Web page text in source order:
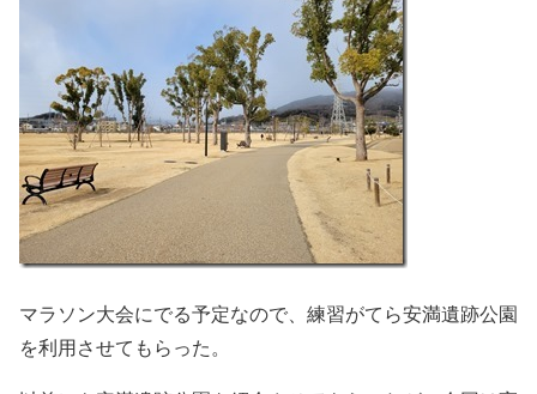
マラソン大会にでる予定なので、練習がてら安満遺跡公園
を利用させてもらった。